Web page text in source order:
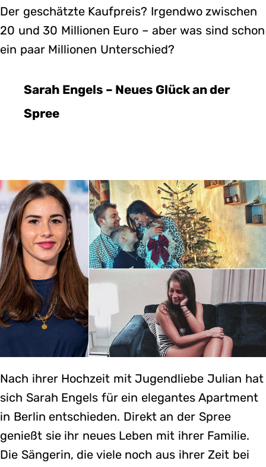
Der geschätzte Kaufpreis? Irgendwo zwischen
20 und 30 Millionen Euro – aber was sind schon
ein paar Millionen Unterschied?
Sarah Engels – Neues Glück an der
Spree
Nach ihrer Hochzeit mit Jugendliebe Julian hat
sich Sarah Engels für ein elegantes Apartment
in Berlin entschieden. Direkt an der Spree
genießt sie ihr neues Leben mit ihrer Familie.
Die Sängerin, die viele noch aus ihrer Zeit bei